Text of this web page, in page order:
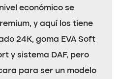
económico se
y aquí los tiene
24K, goma EVA Soft
y sistema DAF, pero
para ser un modelo